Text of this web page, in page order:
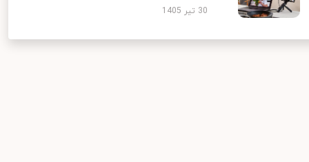
30 تیر 1405